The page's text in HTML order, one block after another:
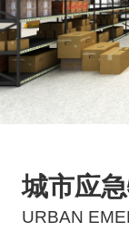
城市应
URBAN